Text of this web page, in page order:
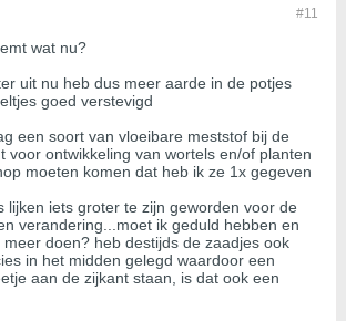
#11
wat nu?
uit nu heb dus meer aarde in de potjes
goed verstevigd
een soort van vloeibare meststof bij de
voor ontwikkeling van wortels en/of planten
moeten komen dat heb ik ze 1x gegeven
lijken iets groter te zijn geworden voor de
verandering...moet ik geduld hebben en
doen? heb destijds de zaadjes ook
in het midden gelegd waardoor een
aan de zijkant staan, is dat ook een